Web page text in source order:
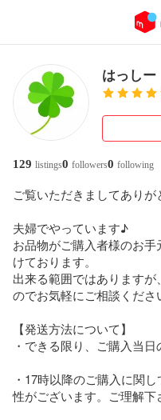
はっしー
129 listings0 followers0 following
ご覧いただきましてありが
夫婦でやっています♪
お品物がご購入者様のお
けております。
出来る範囲ではあります
のでお気軽にご相談くださ
【発送方法について】
・できる限り、ご購入当日
・17時以降のご購入に関
性がございます。ご理解下